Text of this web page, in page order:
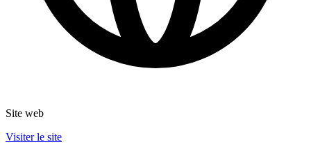
Site web
Visiter le site